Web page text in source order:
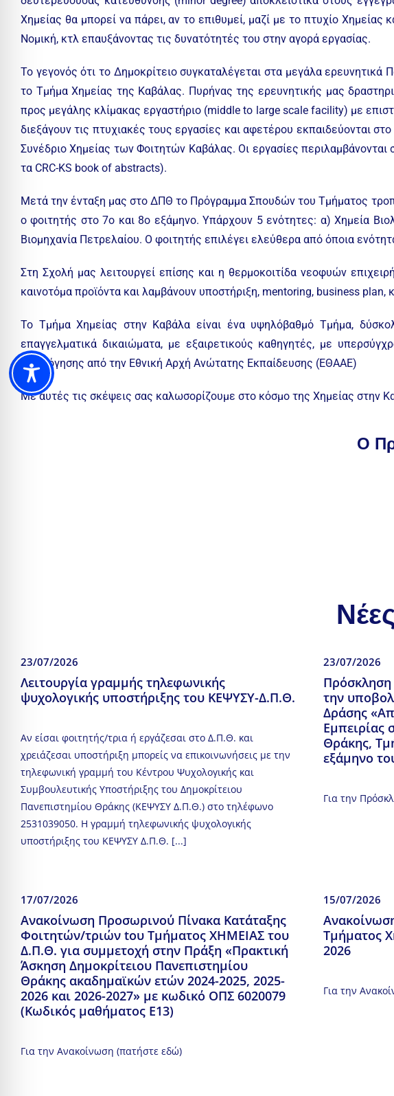
Χημείας θα μπορεί να πάρει, αν το επιθυμεί, μαζί με το πτυχίο Χημείας
Νομική, κτλ επαυξάνοντας τις δυνατότητές του στην αγορά εργασίας.
Το γεγονός ότι το Δημοκρίτειο συγκαταλέγεται στα μεγάλα
το Τμήμα Χημείας της Καβάλας. Πυρήνας της ερευνητικής μας
προς μεγάλης κλίμακας εργαστήριο (middle to large scale facility) με
διεξάγουν τις πτυχιακές τους εργασίες και αφετέρου εκπαιδεύονται
Συνέδριο Χημείας των Φοιτητών Καβάλας. Οι εργασίες
τα CRC-KS book of abstracts).
Μετά την ένταξη μας στο ΔΠΘ το Πρόγραμμα Σπουδών του Τμήματος
ο φοιτητής στο 7ο και 8ο εξάμηνο. Υπάρχουν 5 ενότητες: α) Χημεία
Βιομηχανία Πετρελαίου. Ο φοιτητής επιλέγει ελεύθερα από όποια
Στη Σχολή μας λειτουργεί επίσης και η θερμοκοιτίδα νεοφυών
καινοτόμα προϊόντα και λαμβάνουν υποστήριξη, mentoring, business plan,
Το Τμήμα Χημείας στην Καβάλα είναι ένα υψηλόβαθμό Τμήμα,
επαγγελματικά δικαιώματα, με εξαιρετικούς καθηγητές, με
αξιολόγησης από την Εθνική Αρχή Ανώτατης Εκπαίδευσης (ΕΘΑΑΕ)
Με αυτές τις σκέψεις σας καλωσορίζουμε στο κόσμο της Χημείας στην
Ο
23/07/2026
Λειτουργία γραμμής τηλεφωνικής
ψυχολογικής υποστήριξης του ΚΕΨΥΣΥ-Δ.Π.Θ.
Αν είσαι φοιτητής/τρια ή εργάζεσαι στο Δ.Π.Θ. και
χρειάζεσαι υποστήριξη μπορείς να επικοινωνήσεις με την
τηλεφωνική γραμμή του Κέντρου Ψυχολογικής και
Συμβουλευτικής Υποστήριξης του Δημοκρίτειου
Πανεπιστημίου Θράκης (ΚΕΨΥΣΥ Δ.Π.Θ.) στο τηλέφωνο
2531039050. Η γραμμή τηλεφωνικής ψυχολογικής
υποστήριξης του ΚΕΨΥΣΥ Δ.Π.Θ. [...]
23/07/2026
Πρόσκληση
την
Δράσης
Εμπειρίας
Θράκης,
εξάμηνο
Για την
17/07/2026
Ανακοίνωση Προσωρινού Πίνακα Κατάταξης
Φοιτητών/τριών tου Τμήματος ΧΗΜΕΙΑΣ του
Δ.Π.Θ. για συμμετοχή στην Πράξη «Πρακτική
Άσκηση Δημοκρίτειου Πανεπιστημίου
Θράκης ακαδημαϊκών ετών 2024-2025, 2025-
2026 και 2026-2027» με κωδικό ΟΠΣ 6020079
(Κωδικός μαθήματος E13)
Για την Ανακοίνωση (πατήστε εδώ)
15/07/2026
Τμήματος
2026
Για την